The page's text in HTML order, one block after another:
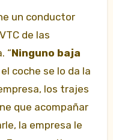
un conductor
de las
“Ninguno baja
el coche se lo da la
los trajes
que acompañar
la empresa le